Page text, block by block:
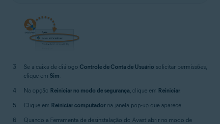
Se a caixa de diálogo Controle de Conta de Usuário solicitar permissões,
clique em Sim
Na opção Reiniciar no modo de segurança , clique em Reiniciar
Clique em Reiniciar computador na janela pop-up que aparece.
Quando a Ferramenta de desinstalação do Avast abrir no modo de